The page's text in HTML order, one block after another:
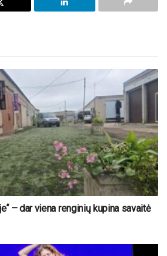
– dar viena renginių kupina savaitė